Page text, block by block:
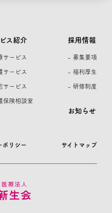
ポリシー サイトマップ
ス紹介
サービス
サービス
サービス
保険相談室
採用情報
- 募集要項
- 福利厚生
- 研修制度
お知らせ